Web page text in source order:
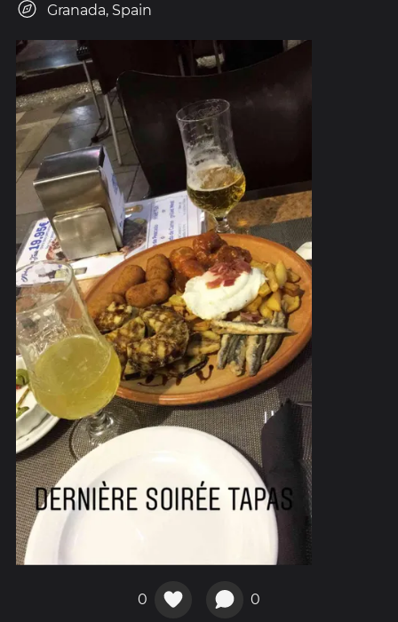
Granada, Spain
0 0